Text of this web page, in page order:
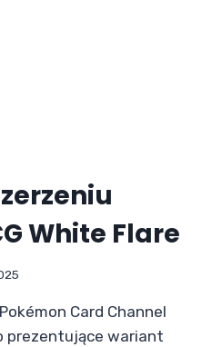
White Flare
Card Channel
prezentujące wariant